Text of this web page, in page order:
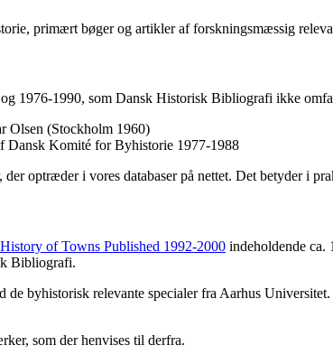
primært bøger og artikler af forskningsmæssig
1976-1990, som Dansk Historisk Bibliografi ikke
Olsen (Stockholm 1960)
Dansk Komité for Byhistorie 1977-1988
optræder i vores databaser på nettet. Det betyder i
of Towns Published 1992-2000 indeholdende ca.
Bibliografi.
byhistorisk relevante specialer fra Aarhus
som der henvises til derfra.